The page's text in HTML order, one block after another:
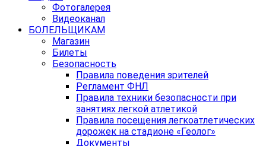
Фотогалерея
Видеоканал
БОЛЕЛЬЩИКАМ
Магазин
Билеты
Безопасность
Правила поведения зрителей
Регламент ФНЛ
Правила техники безопасности при
занятиях легкой атлетикой
Правила посещения легкоатлетических
дорожек на стадионе «Геолог»
Документы